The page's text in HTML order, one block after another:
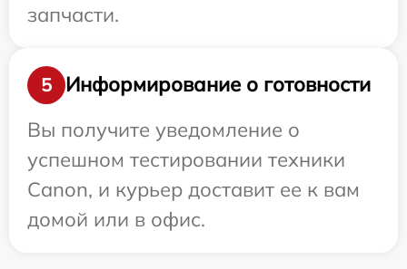
запчасти.
5
Информирование о готовности
Вы получите уведомление о
успешном тестировании техники
Canon, и курьер доставит ее к вам
домой или в офис.